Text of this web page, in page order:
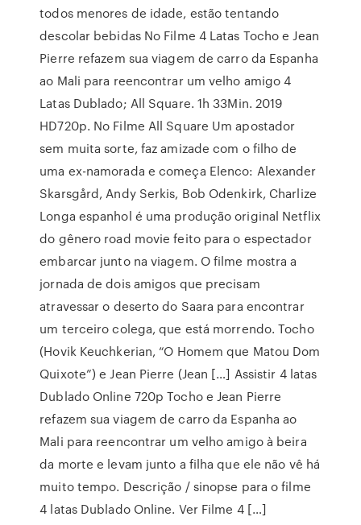
todos menores de idade, estão tentando
descolar bebidas No Filme 4 Latas Tocho e Jean
Pierre refazem sua viagem de carro da Espanha
ao Mali para reencontrar um velho amigo 4
Latas Dublado; All Square. 1h 33Min. 2019
HD720p. No Filme All Square Um apostador
sem muita sorte, faz amizade com o filho de
uma ex-namorada e começa Elenco: Alexander
Skarsgård, Andy Serkis, Bob Odenkirk, Charlize
Longa espanhol é uma produção original Netflix
do gênero road movie feito para o espectador
embarcar junto na viagem. O filme mostra a
jornada de dois amigos que precisam
atravessar o deserto do Saara para encontrar
um terceiro colega, que está morrendo. Tocho
(Hovik Keuchkerian, “O Homem que Matou Dom
Quixote”) e Jean Pierre (Jean […] Assistir 4 latas
Dublado Online 720p Tocho e Jean Pierre
refazem sua viagem de carro da Espanha ao
Mali para reencontrar um velho amigo à beira
da morte e levam junto a filha que ele não vê há
muito tempo. Descrição / sinopse para o filme
4 latas Dublado Online. Ver Filme 4 […]